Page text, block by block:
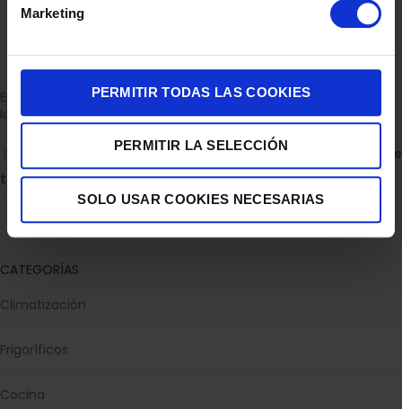
Marketing
PERMITIR TODAS LAS COOKIES
PERMITIR LA SELECCIÓN
SOLO USAR COOKIES NECESARIAS
Empresa dedicada a la venta de accesorios para el hogar con
la experiencia de 36 años.
C/ ALBERTO GRAY PEINADO 11 BAJO 30850, TOTANA.
Descubre
todas nuestras tiendas
Escríbenos en WhatsApp
CATEGORÍAS
Climatización
Frigoríficos
Cocina